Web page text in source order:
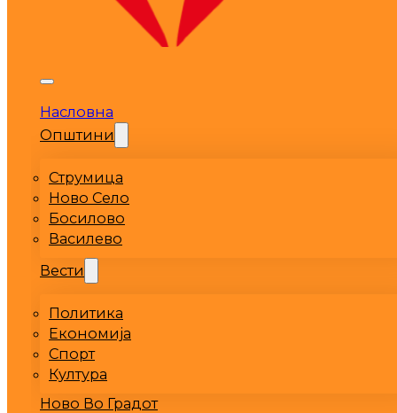
Насловна
Општини
Струмица
Ново Село
Босилово
Василево
Вести
Политика
Економија
Спорт
Култура
Ново Во Градот